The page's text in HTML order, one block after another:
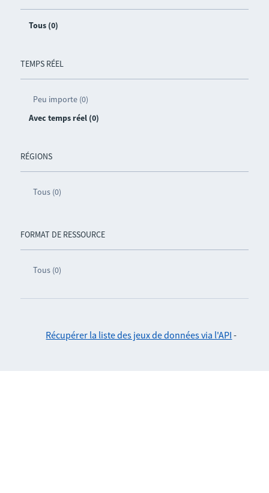
Tous (0)
TEMPS RÉEL
Peu importe (0)
Avec temps réel (0)
RÉGIONS
Tous (0)
FORMAT DE RESSOURCE
Tous (0)
Récupérer la liste des jeux de données via l'API -